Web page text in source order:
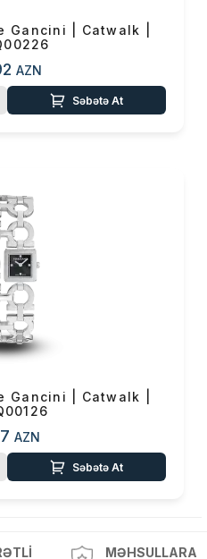
Gancini | Catwalk |
AZN
Səbətə At
Gancini | Catwalk |
AZN
Səbətə At
MƏHSULLARA